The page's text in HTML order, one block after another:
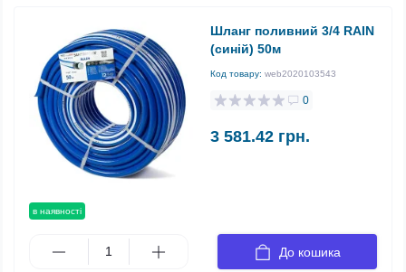
в наявності
Шланг поливний 3/4 RAIN
(синій) 50м
Код товару: web2020103543
0
3 581.42 грн.
До кошика